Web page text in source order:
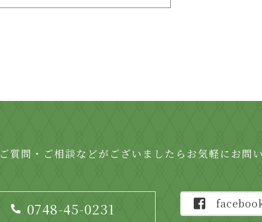
ご質問・ご相談などがございましたらお気軽にお問
0748-45-0231